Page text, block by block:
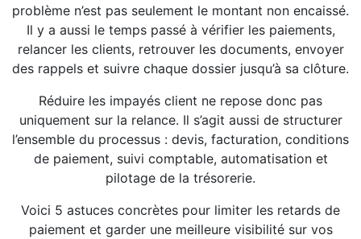
problème n’est pas seulement le montant non encaissé.
Il y a aussi le temps passé à vérifier les paiements,
relancer les clients, retrouver les documents, envoyer
des rappels et suivre chaque dossier jusqu’à sa clôture.
Réduire les impayés client ne repose donc pas
uniquement sur la relance. Il s’agit aussi de structurer
l’ensemble du processus : devis, facturation, conditions
de paiement, suivi comptable, automatisation et
pilotage de la trésorerie.
Voici 5 astuces concrètes pour limiter les retards de
paiement et garder une meilleure visibilité sur vos